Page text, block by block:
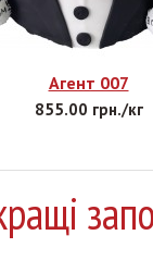
Агент 007
855.00 грн./кг